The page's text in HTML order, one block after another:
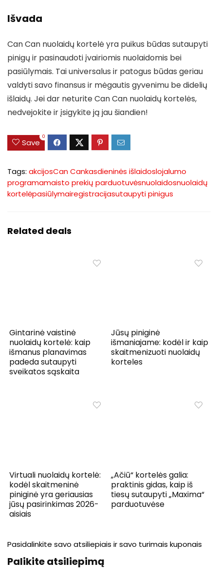
Išvada
Can Can nuolaidų kortelė yra puikus būdas sutaupyti
pinigų ir pasinaudoti įvairiomis nuolaidomis bei
pasiūlymais. Tai universalus ir patogus būdas geriau
valdyti savo finansus ir mėgautis gyvenimu be didelių
išlaidų. Jei dar neturite Can Can nuolaidų kortelės,
nedvejokite ir įsigykite ją jau šiandien!
Save
0
Tags: akcijosCan Cankasdieninės išlaidoslojalumo
programamaisto prekių parduotuvėsnuolaidosnuolaidų
kortelėpasiūlymairegistracijasutaupyti pinigus
Related deals
Gintarinė vaistinė
nuolaidų kortelė: kaip
išmanus planavimas
padeda sutaupyti
sveikatos sąskaita
Jūsų piniginė
išmaniajame: kodėl ir kaip
skaitmenizuoti nuolaidų
korteles
Virtuali nuolaidų kortelė:
kodėl skaitmeninė
piniginė yra geriausias
jūsų pasirinkimas 2026-
aisiais
„Ačiū“ kortelės galia:
praktinis gidas, kaip iš
tiesų sutaupyti „Maxima“
parduotuvėse
Pasidalinkite savo atsiliepiais ir savo turimais kuponais
Palikite atsiliepimą